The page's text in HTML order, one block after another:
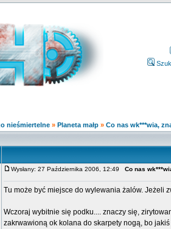
nieśmiertelne » Planeta małp » Co nas wk***wia,
Wysłany: 27 Października 2006, 12:49 Co nas
Tu może być miejsce do wylewania żalów. Jeżeli
Wczoraj wybitnie się podku.... znaczy się,
zakrwawioną ok kolana do skarpety nogą, bo